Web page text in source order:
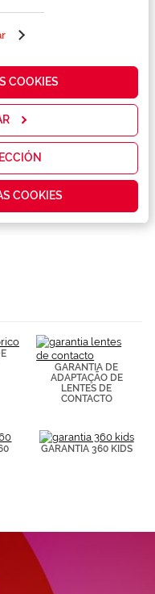
COOKIES
COOKIES
GARANTIA DE
ADAPTAÇÃO DE
LENTES DE
CONTACTO
GARANTIA 360 KIDS